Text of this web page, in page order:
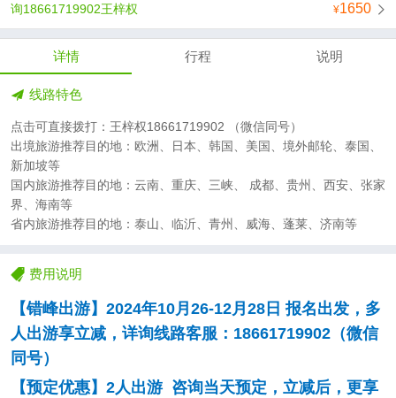
1650
询18661719902王梓权
详情 行程 说明
线路特色
点击可直接拨打：王梓权18661719902 （微信同号）
出境旅游推荐目的地：欧洲、日本、韩国、美国、境外邮轮、泰国、
新加坡等
国内旅游推荐目的地：云南、重庆、三峡、 成都、贵州、西安、张家
界、海南等
省内旅游推荐目的地：泰山、临沂、青州、威海、蓬莱、济南等
费用说明
【错峰出游】 2024年10月 26-12月 28日 报名出发，多
人出游享立减，详询线路客服 ： 18661719902 （微信
同号）
【预定优惠】 2人出游 咨询当天预定，立减后，更享